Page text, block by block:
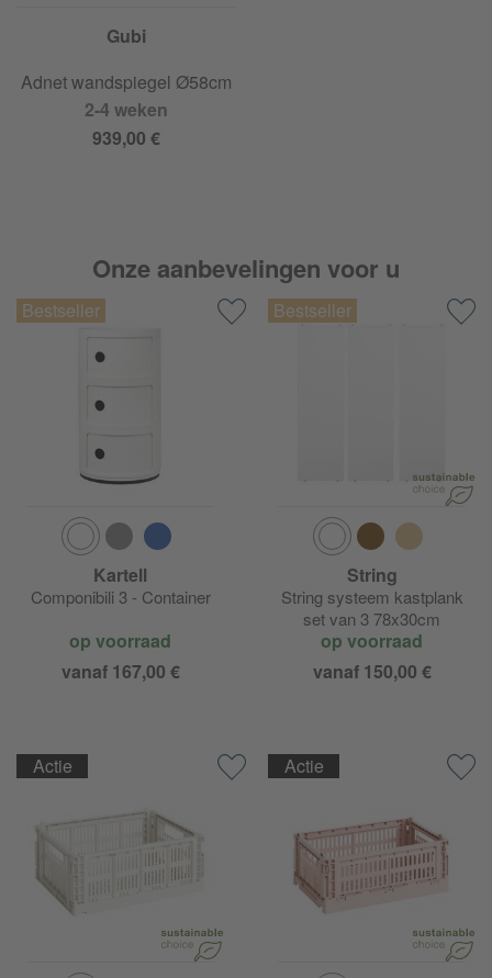
Gubi
Adnet wandspiegel Ø58cm
2-4 weken
939,00 €
Onze aanbevelingen voor u
Kartell
Componibili 3 - Container
op voorraad
vanaf 167,00 €
String
String systeem kastplank
set van 3 78x30cm
op voorraad
vanaf 150,00 €
Actie Actie